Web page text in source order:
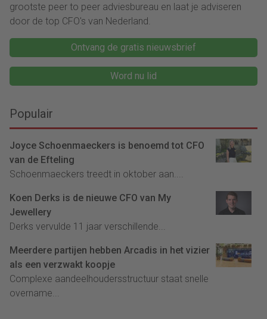
grootste peer to peer adviesbureau en laat je adviseren
door de top CFO's van Nederland.
Ontvang de gratis nieuwsbrief
Word nu lid
Populair
Joyce Schoenmaeckers is benoemd tot CFO
van de Efteling
Schoenmaeckers treedt in oktober aan....
Koen Derks is de nieuwe CFO van My
Jewellery
Derks vervulde 11 jaar verschillende...
Meerdere partijen hebben Arcadis in het vizier
als een verzwakt koopje
Complexe aandeelhoudersstructuur staat snelle
overname...